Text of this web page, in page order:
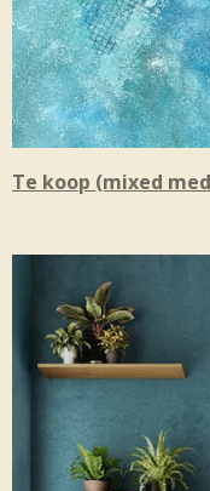
Te koop (mixed